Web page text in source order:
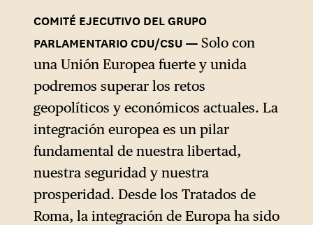
Solo con
una Unión Europea fuerte y unida
podremos superar los retos
geopolíticos y económicos actuales. La
integración europea es un pilar
fundamental de nuestra libertad,
nuestra seguridad y nuestra
prosperidad. Desde los Tratados de
Roma, la integración de Europa ha sido